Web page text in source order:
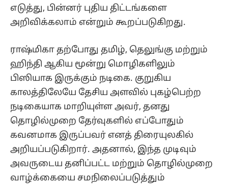
எடுத்து, பின்னர் புதிய திட்டங்களை
அறிவிக்கலாம் என்றும் கூறப்படுகிறது.
ராஷ்மிகா தற்போது தமிழ், தெலுங்கு மற்றும்
ஹிந்தி ஆகிய மூன்று மொழிகளிலும்
பிஸியாக இருக்கும் நடிகை. குறுகிய
காலத்திலேயே தேசிய அளவில் புகழ்பெற்ற
நடிகையாக மாறியுள்ள அவர், தனது
தொழில்முறை தேர்வுகளில் எப்போதும்
கவனமாக இருப்பவர் எனத் திரையுலகில்
அறியப்படுகிறார். அதனால், இந்த முடிவும்
அவருடைய தனிப்பட்ட மற்றும் தொழில்முறை
வாழ்க்கையை சமநிலைப்படுத்தும்